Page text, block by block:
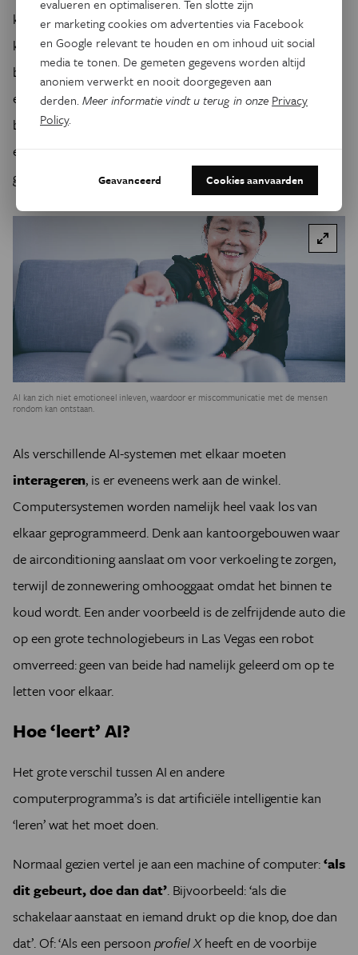
karakteristieken aan toe te kennen. Precies die combinatie
kan kwetsbare mensen in gevaar brengen. Het is daarom
belangrijk dat AI-ontwikkelaars rekening houden met
ethische aandachtspunten en mogelijke risico’s,
bijvoorbeeld door hun systemen van ‘vangrails’ te voorzien
en ze grondig te evalueren vooraleer ze in de maatschappij
geïntroduceerd worden.
AI kan zich niet emotioneel inleven, waardoor er miscommunicatie met de mensen
rondom kan ontstaan.
Als verschillende AI-systemen met elkaar moeten
interageren, is er eveneens werk aan de winkel.
Computersystemen worden namelijk heel vaak los van
elkaar geprogrammeerd. Denk aan kantoorgebouwen waar
de airconditioning aanslaat om voor verkoeling te zorgen,
terwijl de zonnewering omhooggaat omdat het binnen te
koud wordt. Een ander voorbeeld is de zelfrijdende auto die
op een grote technologiebeurs in Las Vegas een robot
omverreed: geen van beide had namelijk geleerd om op te
letten voor elkaar.
Hoe ‘leert’ AI?
Het grote verschil tussen AI en andere
computerprogramma’s is dat artificiële intelligentie kan
‘leren’ wat het moet doen.
Normaal gezien vertel je aan een machine of computer:‘als
dit gebeurt, doe dan dat’. Bijvoorbeeld: ‘als die
schakelaar aanstaat en iemand drukt op die knop, doe dan
dat’. Of: ‘Als een persoon profiel Xheeft en de voorbije
evalueren en optimaliseren. Ten slotte zijn
er marketing cookies om advertenties via Facebook
en Google relevant te houden en om inhoud uit social
media te tonen. De gemeten gegevens worden altijd
anoniem verwerkt en nooit doorgegeven aan
derden.Meer informatie vindt u terug in onze Privacy
Policy.
Geavanceerd Cookies aanvaarden